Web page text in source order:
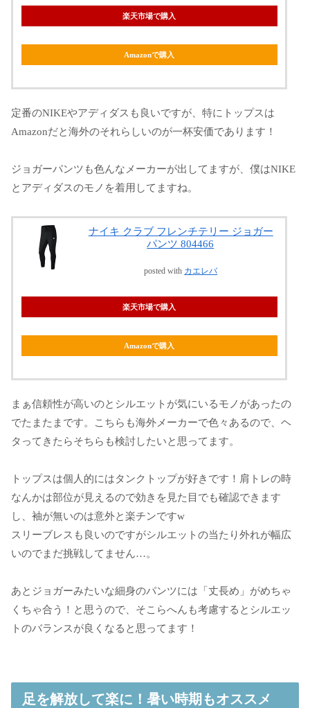
楽天市場で購入
Amazonで購入
定番のNIKEやアディダスも良いですが、特にトップスは
Amazonだと海外のそれらしいのが一杯安価であります！
ジョガーパンツも色んなメーカーが出してますが、僕はNIKE
とアディダスのモノを着用してますね。
ナイキ クラブ フレンチテリー ジョガー
パンツ 804466
posted with カエレバ
楽天市場で購入
Amazonで購入
まぁ信頼性が高いのとシルエットが気にいるモノがあったの
でたまたまです。こちらも海外メーカーで色々あるので、ヘ
タってきたらそちらも検討したいと思ってます。
トップスは個人的にはタンクトップが好きです！肩トレの時
なんかは部位が見えるので効きを見た目でも確認できます
し、袖が無いのは意外と楽チンですw
スリーブレスも良いのですがシルエットの当たり外れが幅広
いのでまだ挑戦してません…。
あとジョガーみたいな細身のパンツには「丈長め」がめちゃ
くちゃ合う！と思うので、そこらへんも考慮するとシルエッ
トのバランスが良くなると思ってます！
足を解放して楽に！暑い時期もオススメ